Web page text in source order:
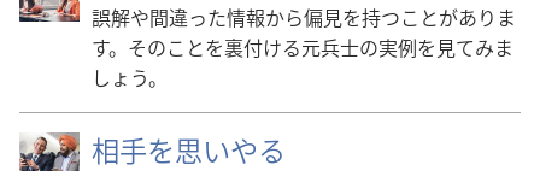
誤解や間違った情報から偏見を持つことがありま
す。そのことを裏付ける元兵士の実例を見てみま
しょう。
相手を思いやる